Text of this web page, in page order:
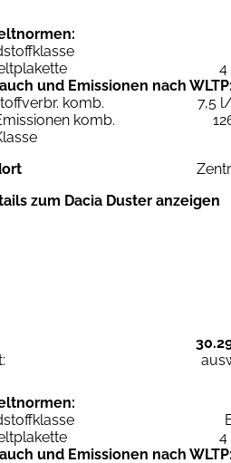
4
und Emissionen nach WLTP:
komb.
7,5
komb.
zum Dacia Duster anzeigen
4
und Emissionen nach WLTP: